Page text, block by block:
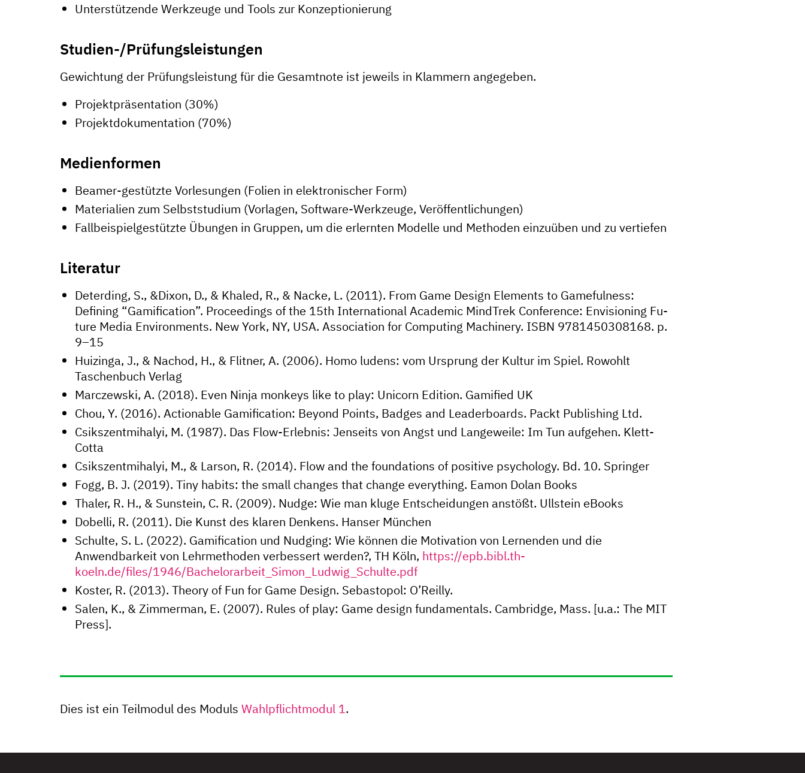
Unterstützende Werkzeuge und Tools zur Konzeptionierung
Studien-/Prüfungsleistungen
Gewichtung der Prüfungsleistung für die Gesamtnote ist jeweils in Klammern angegeben.
Projektpräsentation (30%)
Projektdokumentation (70%)
Medienformen
Beamer-gestützte Vorlesungen (Folien in elektronischer Form)
Materialien zum Selbststudium (Vorlagen, Software-Werkzeuge, Veröffentlichungen)
Fallbeispielgestützte Übungen in Gruppen, um die erlernten Modelle und Methoden einzuüben und zu vertiefen
Literatur
Deterding, S., &Dixon, D., & Khaled, R., & Nacke, L. (2011). From Game Design Elements to Gamefulness:
Defining “Gamification”. Proceedings of the 15th International Academic MindTrek Conference: Envisioning Fu-
ture Media Environments. New York, NY, USA. Association for Computing Machinery. ISBN 9781450308168. p.
9–15
Huizinga, J., & Nachod, H., & Flitner, A. (2006). Homo ludens: vom Ursprung der Kultur im Spiel. Rowohlt
Taschenbuch Verlag
Marczewski, A. (2018). Even Ninja monkeys like to play: Unicorn Edition. Gamified UK
Chou, Y. (2016). Actionable Gamification: Beyond Points, Badges and Leaderboards. Packt Publishing Ltd.
Csikszentmihalyi, M. (1987). Das Flow-Erlebnis: Jenseits von Angst und Langeweile: Im Tun aufgehen. Klett-
Cotta
Csikszentmihalyi, M., & Larson, R. (2014). Flow and the foundations of positive psychology. Bd. 10. Springer
Fogg, B. J. (2019). Tiny habits: the small changes that change everything. Eamon Dolan Books
Thaler, R. H., & Sunstein, C. R. (2009). Nudge: Wie man kluge Entscheidungen anstößt. Ullstein eBooks
Dobelli, R. (2011). Die Kunst des klaren Denkens. Hanser München
Schulte, S. L. (2022). Gamification und Nudging: Wie können die Motivation von Lernenden und die
Anwendbarkeit von Lehrmethoden verbessert werden?, TH Köln, https://epb.bibl.th-
koeln.de/files/1946/Bachelorarbeit_Simon_Ludwig_Schulte.pdf
Koster, R. (2013). Theory of Fun for Game Design. Sebastopol: O’Reilly.
Salen, K., & Zimmerman, E. (2007). Rules of play: Game design fundamentals. Cambridge, Mass. [u.a.: The MIT
Press].
Dies ist ein Teilmodul des Moduls Wahlpflichtmodul 1.